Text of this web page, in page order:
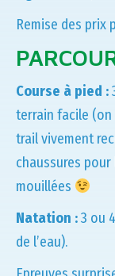
Remise des prix
Course à pied :
terrain facile (on
trail vivement
chaussures
mouillées
Natation :3 ou
de l’eau).